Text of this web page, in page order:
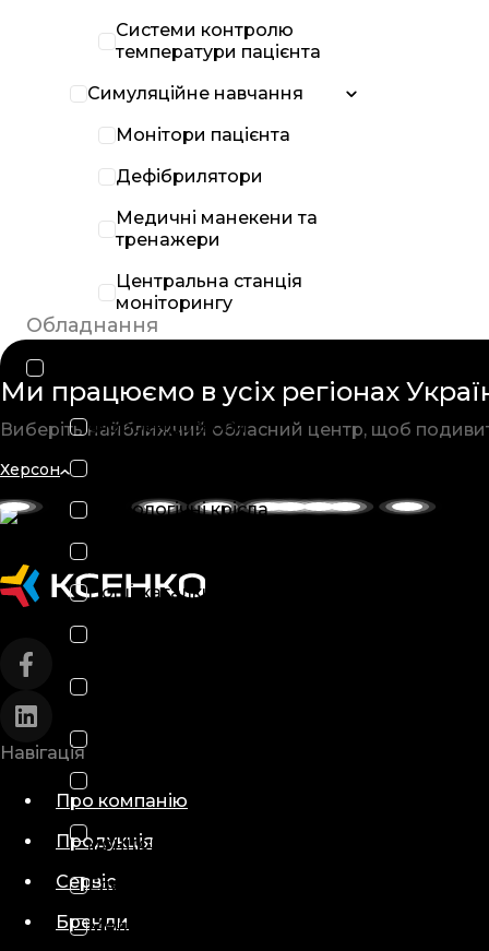
Системи контролю
температури пацієнта
Симуляційне навчання
Монітори пацієнта
Дефібрилятори
Медичні манекени та
тренажери
Центральна станція
моніторингу
Обладнання
Фіброендоскопи
Гінекологічні крісла
Ноші-каталки медичні
монітори
Електронейроміографи
Медичні кушетки
Ми працюємо в усіх регіонах
Виберіть найближчий обласний центр, щоб
Херсон
Навігація
Про компанію
Продукція
Сервіс
Бренди